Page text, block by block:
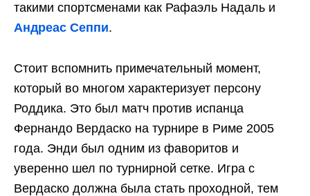
такими спортсменами как Рафаэль Надаль и
Андреас Сеппи.
Стоит вспомнить примечательный момент,
который во многом характеризует персону
Роддика. Это был матч против испанца
Фернандо Вердаско на турнире в Риме 2005
года. Энди был одним из фаворитов и
уверенно шел по турнирной сетке. Игра с
Вердаско должна была стать проходной, тем